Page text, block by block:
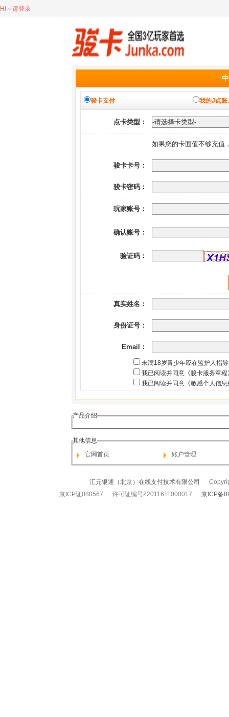
Hi～请登录
骏卡支付 我的J点账
点卡类型：
如果您的卡面值不够充值
骏卡卡号：
骏卡密码：
玩家账号：
确认账号：
验证码：
真实姓名：
身份证号：
Email：
未满18岁青少年应在监护人指
我已阅读并同意《骏卡服务章程
我已阅读并同意《敏感个人信
产品介绍
其他信息
官网首页
账户管理
汇元银通（北京）在线支付技术有限公司
京ICP证080567 许可证编号Z2011611000017 京ICP备